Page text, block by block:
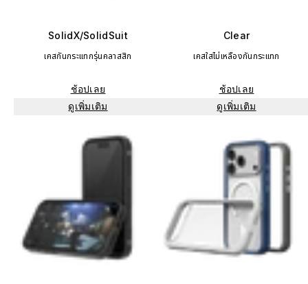
SolidX/SolidSuit
เคสกันกระแทกรุ่นคลาสสิก
ช้อปเลย
ดูเพิ่มเติม
Clear
เคสใสไม่เหลืองกันกระแทก
ช้อปเลย
ดูเพิ่มเติม